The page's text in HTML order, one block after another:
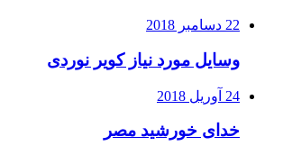
22 دسامبر 2018
وسایل مورد نیاز کویر نوردی
24 آوریل 2018
خدای خورشید مصر